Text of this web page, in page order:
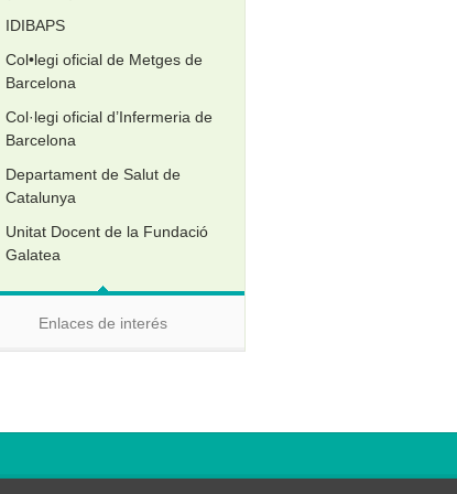
IDIBAPS
Col•legi oficial de Metges de
Barcelona
Col·legi oficial d’Infermeria de
Barcelona
Departament de Salut de
Catalunya
Unitat Docent de la Fundació
Galatea
Enlaces de interés